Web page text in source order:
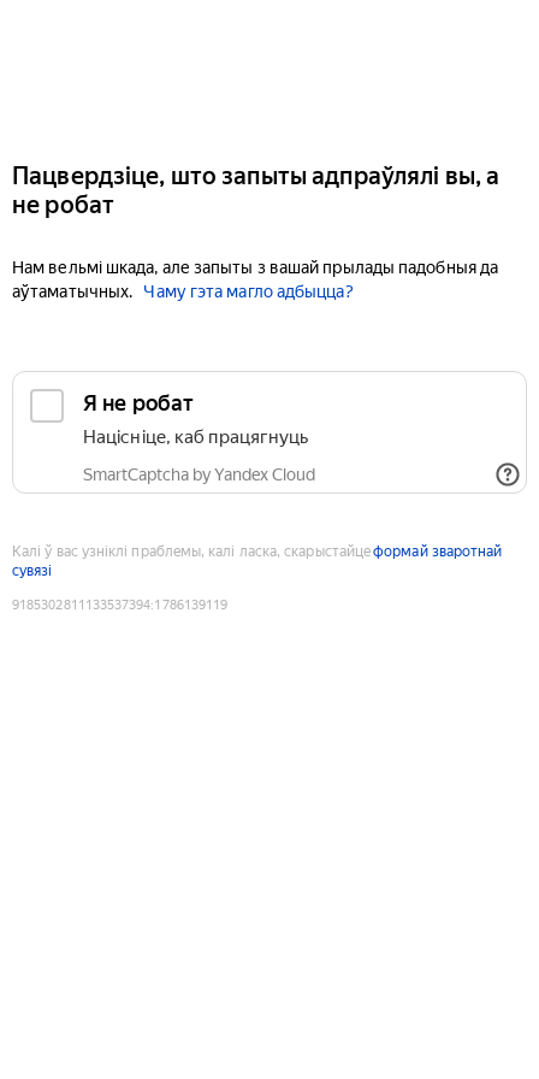
Пацвердзіце, што запыты адпраўлялі вы, а
не робат
Нам вельмі шкада, але запыты з вашай прылады падобныя да
аўтаматычных.
Чаму гэта магло адбыцца?
Я не робат
Націсніце, каб працягнуць
SmartCaptcha by Yandex Cloud
Калі ў вас узніклі праблемы, калі ласка, скарыстайцеформай зваротнай
сувязі
9185302811133537394:1786139119